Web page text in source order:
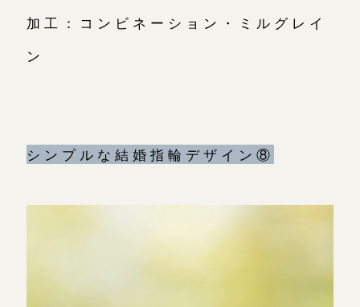
加工：コンビネーション・ミルグレイ
ン
シンプルな結婚指輪デザイン⑧